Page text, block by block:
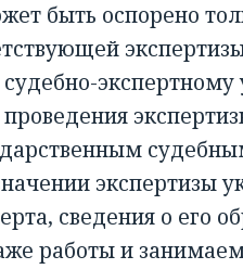
быть оспорено
судебно-
экспертизы
сведения о его
работы и